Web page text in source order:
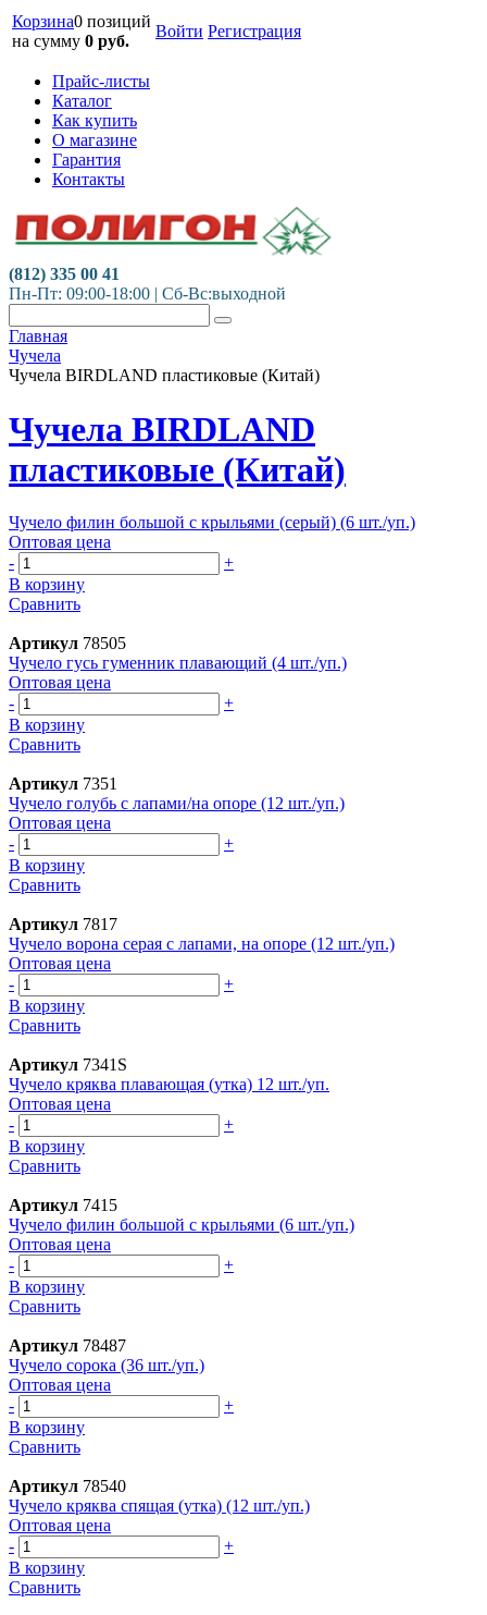
Корзина0 позиций
на сумму 0 руб.
Войти Регистрация
Прайс-листы
Каталог
Как купить
О магазине
Гарантия
Контакты
(812) 335 00 41
Пн-Пт: 09:00-18:00 | Сб-Вс:выходной
Главная
Чучела
Чучела BIRDLAND пластиковые (Китай)
Чучела BIRDLAND
пластиковые (Китай)
Чучело филин большой с крыльями (серый) (6 шт./уп.)
Оптовая цена
-
+
В корзину
Сравнить
Артикул 78505
Чучело гусь гуменник плавающий (4 шт./уп.)
Оптовая цена
-
+
В корзину
Сравнить
Артикул 7351
Чучело голубь с лапами/на опоре (12 шт./уп.)
Оптовая цена
-
+
В корзину
Сравнить
Артикул 7817
Чучело ворона серая с лапами, на опоре (12 шт./уп.)
Оптовая цена
-
+
В корзину
Сравнить
Артикул 7341S
Чучело кряква плавающая (утка) 12 шт./уп.
Оптовая цена
-
+
В корзину
Сравнить
Артикул 7415
Чучело филин большой с крыльями (6 шт./уп.)
Оптовая цена
-
+
В корзину
Сравнить
Артикул 78487
Чучело сорока (36 шт./уп.)
Оптовая цена
-
+
В корзину
Сравнить
Артикул 78540
Чучело кряква спящая (утка) (12 шт./уп.)
Оптовая цена
-
+
В корзину
Сравнить